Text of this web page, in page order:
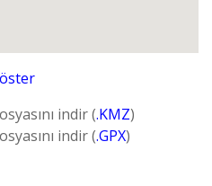
indir (.KMZ)
indir (.GPX)